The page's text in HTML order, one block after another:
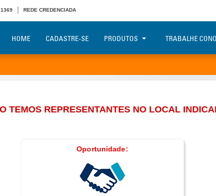
REDE CREDENCIADA
HOME CADASTRE-SE PRODUTOS TRABALHE
TEMOS REPRESENTANTES NO LOCAL
Oportunidade: